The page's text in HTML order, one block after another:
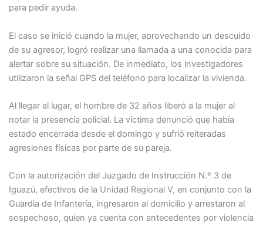
para pedir ayuda.
El caso se inició cuando la mujer, aprovechando un descuido
de su agresor, logró realizar una llamada a una conocida para
alertar sobre su situación. De inmediato, los investigadores
utilizaron la señal GPS del teléfono para localizar la vivienda.
Al llegar al lugar, el hombre de 32 años liberó a la mujer al
notar la presencia policial. La víctima denunció que había
estado encerrada desde el domingo y sufrió reiteradas
agresiones físicas por parte de su pareja.
Con la autorización del Juzgado de Instrucción N.º 3 de
Iguazú, efectivos de la Unidad Regional V, en conjunto con la
Guardia de Infantería, ingresaron al domicilio y arrestaron al
sospechoso, quien ya cuenta con antecedentes por violencia